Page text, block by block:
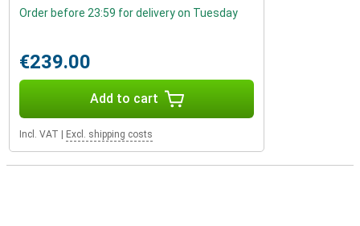
Order before 23:59 for delivery on Tuesday
€239.00
Add to cart
Incl. VAT Excl. shipping costs